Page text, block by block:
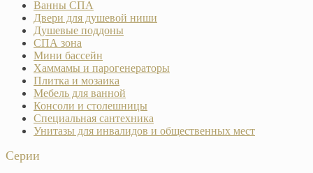
Ванны СПА
Двери для душевой ниши
Душевые поддоны
СПА зона
Мини бассейн
Хаммамы и парогенераторы
Плитка и мозаика
Мебель для ванной
Консоли и столешницы
Специальная сантехника
Унитазы для инвалидов и общественных мест
Серии